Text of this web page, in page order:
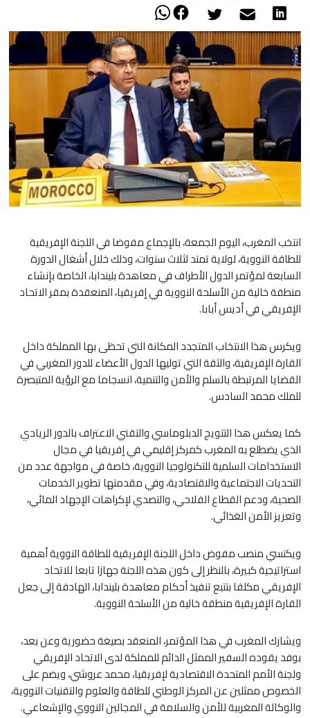
انتخب المغرب، اليوم الجمعة، بالإجماع مفوضا في اللجنة الإفريقية
للطاقة النووية، لولاية تمتد لثلاث سنوات، وذلك خلال أشغال الدورة
السابعة لمؤتمر الدول الأطراف في معاهدة بليندابا، الخاصة بإنشاء
منطقة خالية من الأسلحة النووية في إفريقيا، المنعقدة بمقر الاتحاد
الإفريقي في أديس أبابا.
ويكرس هذا الانتخاب المتجدد المكانة التي تحظى بها المملكة داخل
القارة الإفريقية، والثقة التي توليها الدول الأعضاء للدور المغربي في
القضايا المرتبطة بالسلم والأمن والتنمية، انسجاما مع الرؤية المتبصرة
للملك محمد السادس.
كما يعكس هذا التتويج الدبلوماسي والتقني الاعتراف بالدور الريادي
الذي يضطلع به المغرب كمركز إقليمي في إفريقيا في مجال
الاستخدامات السلمية للتكنولوجيا النووية، خاصة في مواجهة عدد من
التحديات الاجتماعية والاقتصادية، وفي مقدمتها تطوير الخدمات
الصحية، ودعم القطاع الفلاحي، والتصدي لإكراهات الإجهاد المائي،
وتعزيز الأمن الغذائي.
ويكتسي منصب مفوض داخل اللجنة الإفريقية للطاقة النووية أهمية
استراتيجية كبيرة، بالنظر إلى كون هذه اللجنة جهازا تابعا للاتحاد
الإفريقي مكلفا بتتبع تنفيذ أحكام معاهدة بليندابا، الهادفة إلى جعل
القارة الإفريقية منطقة خالية من الأسلحة النووية.
ويشارك المغرب في هذا المؤتمر، المنعقد بصيغة حضورية وعن بعد،
بوفد يقوده السفير الممثل الدائم للمملكة لدى الاتحاد الإفريقي
ولجنة الأمم المتحدة الاقتصادية لإفريقيا، محمد عروشي، ويضم على
الخصوص ممثلين عن المركز الوطني للطاقة والعلوم والتقنيات النووية،
والوكالة المغربية للأمن والسلامة في المجالين النووي والإشعاعي.